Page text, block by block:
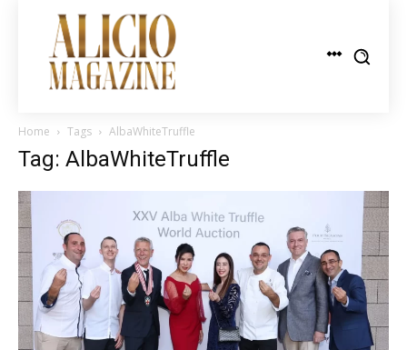
Home Tags AlbaWhiteTruffle
Tag: AlbaWhiteTruffle